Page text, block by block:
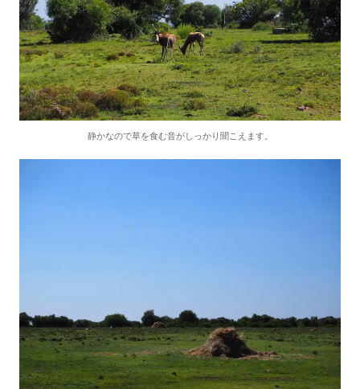
静かなので草を食む音がしっかり聞こえます。